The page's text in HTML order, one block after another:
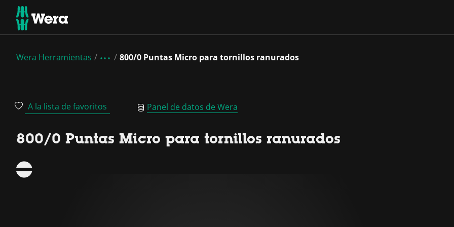
Wera Herramientas 800/0 Puntas Micro para tornillos ranurados
A la lista de favoritos Panel de datos de Wera
800/0 Puntas Micro para tornillos ranurados